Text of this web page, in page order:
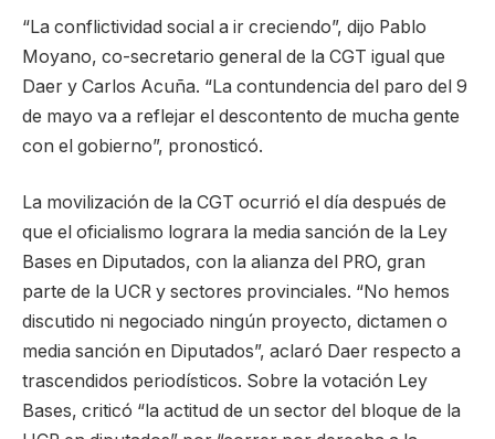
“La conflictividad social a ir creciendo”, dijo Pablo
Moyano, co-secretario general de la CGT igual que
Daer y Carlos Acuña. “La contundencia del paro del 9
de mayo va a reflejar el descontento de mucha gente
con el gobierno”, pronosticó.
La movilización de la CGT ocurrió el día después de
que el oficialismo lograra la media sanción de la Ley
Bases en Diputados, con la alianza del PRO, gran
parte de la UCR y sectores provinciales. “No hemos
discutido ni negociado ningún proyecto, dictamen o
media sanción en Diputados”, aclaró Daer respecto a
trascendidos periodísticos. Sobre la votación Ley
Bases, criticó “la actitud de un sector del bloque de la